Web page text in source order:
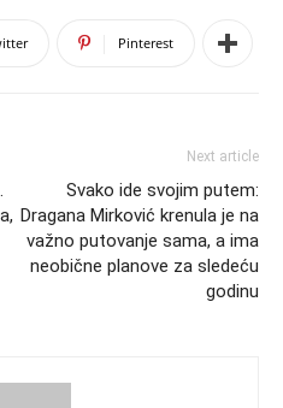
Pinterest
Next article
Svako ide svojim putem:
Dragana Mirković krenula je na
važno putovanje sama, a ima
neobične planove za sledeću
godinu